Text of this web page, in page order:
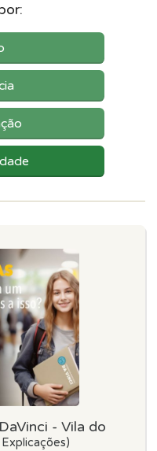
- Vila do